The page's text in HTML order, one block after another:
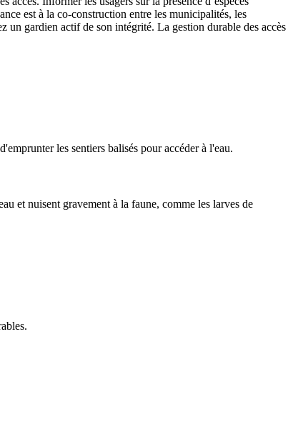
est à la co-construction entre les municipalités, les
un gardien actif de son intégrité. La gestion durable des accès
les sentiers balisés pour accéder à l'eau.
et nuisent gravement à la faune, comme les larves de